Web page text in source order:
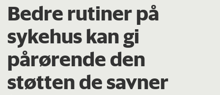
Bedre rutiner på
sykehus kan gi
pårørende den
støtten de savner